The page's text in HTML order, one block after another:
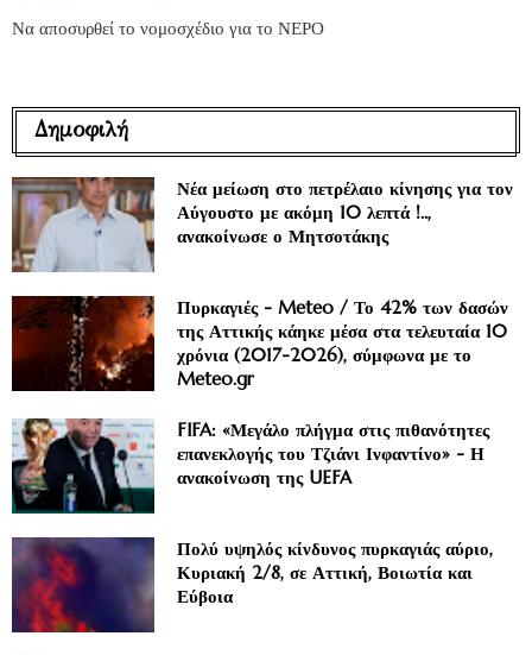
Να αποσυρθεί το νομοσχέδιο για το ΝΕΡΟ
Δημοφιλή
Νέα μείωση στο πετρέλαιο κίνησης για τον
Αύγουστο με ακόμη 10 λεπτά !..,
ανακοίνωσε ο Μητσοτάκης
Πυρκαγιές - Meteo / Το 42% των δασών
της Αττικής κάηκε μέσα στα τελευταία 10
χρόνια (2017-2026), σύμφωνα με το
Meteo.gr
FIFA: «Μεγάλο πλήγμα στις πιθανότητες
επανεκλογής του Τζιάνι Ινφαντίνο» - Η
ανακοίνωση της UEFA
Πολύ υψηλός κίνδυνος πυρκαγιάς αύριο,
Κυριακή 2/8, σε Αττική, Βοιωτία και
Εύβοια